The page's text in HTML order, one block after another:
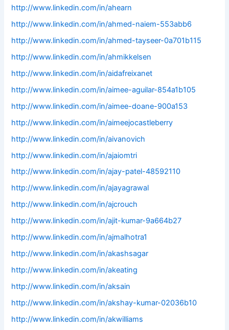
http://www.linkedin.com/in/ahearn
http://www.linkedin.com/in/ahmed-naiem-553abb6
http://www.linkedin.com/in/ahmed-tayseer-0a701b115
http://www.linkedin.com/in/ahmikkelsen
http://www.linkedin.com/in/aidafreixanet
http://www.linkedin.com/in/aimee-aguilar-854a1b105
http://www.linkedin.com/in/aimee-doane-900a153
http://www.linkedin.com/in/aimeejocastleberry
http://www.linkedin.com/in/aivanovich
http://www.linkedin.com/in/ajaiomtri
http://www.linkedin.com/in/ajay-patel-48592110
http://www.linkedin.com/in/ajayagrawal
http://www.linkedin.com/in/ajcrouch
http://www.linkedin.com/in/ajit-kumar-9a664b27
http://www.linkedin.com/in/ajmalhotra1
http://www.linkedin.com/in/akashsagar
http://www.linkedin.com/in/akeating
http://www.linkedin.com/in/aksain
http://www.linkedin.com/in/akshay-kumar-02036b10
http://www.linkedin.com/in/akwilliams